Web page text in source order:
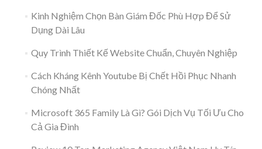
Kinh Nghiệm Chọn Bàn Giám Đốc Phù Hợp Để Sử
Dụng Dài Lâu
Quy Trình Thiết Kế Website Chuẩn, Chuyên Nghiệp
Cách Kháng Kênh Youtube Bị Chết Hồi Phục Nhanh
Chóng Nhất
Microsoft 365 Family Là Gì? Gói Dịch Vụ Tối Ưu Cho
Cả Gia Đình